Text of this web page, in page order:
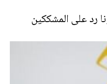
رد على المشككين